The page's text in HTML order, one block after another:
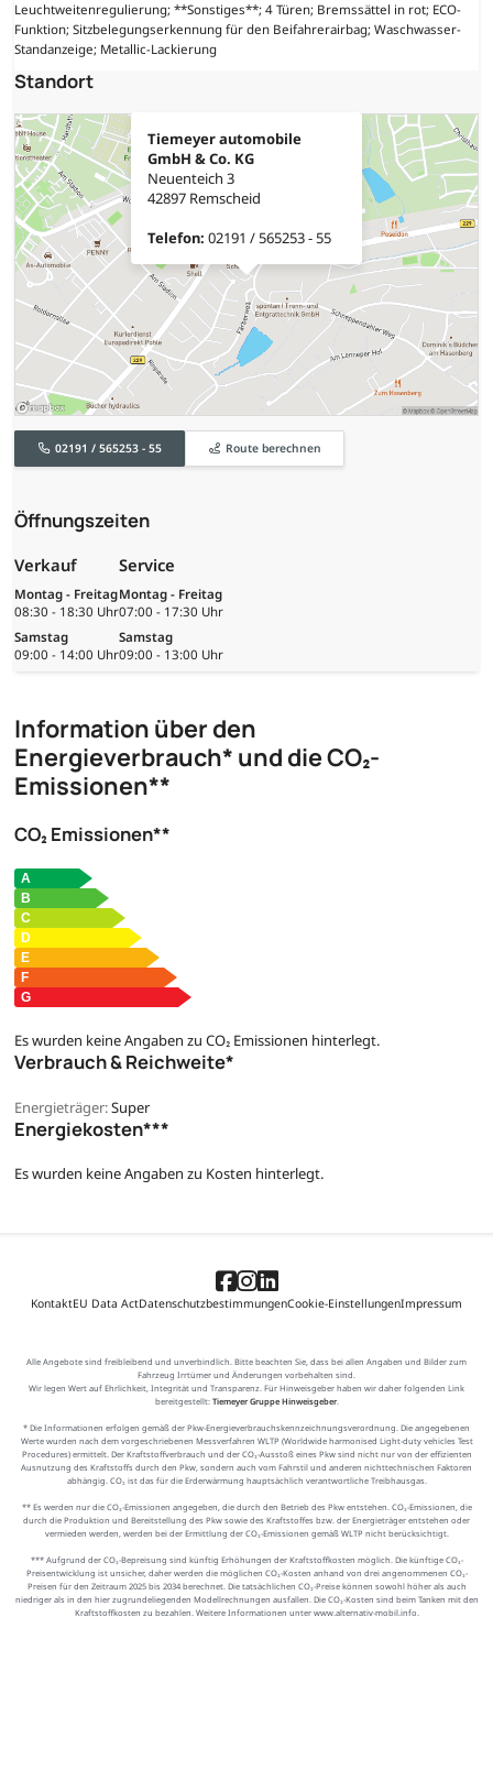
Leuchtweitenregulierung; **Sonstiges**; 4 Türen; Bremssättel in rot; ECO-
Funktion; Sitzbelegungserkennung für den Beifahrerairbag; Waschwasser-
Standanzeige; Metallic-Lackierung
Standort
Tiemeyer automobile
GmbH & Co. KG
Neuenteich 3
42897 Remscheid
Telefon: 02191 / 565253 - 55
02191 / 565253 - 55 Route berechnen
Öffnungszeiten
Verkauf
Montag - Freitag
08:30 - 18:30 Uhr
Samstag
09:00 - 14:00 Uhr
Service
Montag - Freitag
07:00 - 17:30 Uhr
Samstag
09:00 - 13:00 Uhr
Information über den
Energieverbrauch* und die CO₂-
Emissionen**
CO₂ Emissionen**
Es wurden keine Angaben zu CO₂ Emissionen hinterlegt.
Verbrauch & Reichweite*
Energieträger:Super
Energiekosten***
Es wurden keine Angaben zu Kosten hinterlegt.
KontaktEU Data ActDatenschutzbestimmungenCookie-EinstellungenImpressum
Alle Angebote sind freibleibend und unverbindlich. Bitte beachten Sie, dass bei allen Angaben und Bilder zum
Fahrzeug Irrtümer und Änderungen vorbehalten sind.
Wir legen Wert auf Ehrlichkeit, Integrität und Transparenz. Für Hinweisgeber haben wir daher folgenden Link
bereitgestellt: Tiemeyer Gruppe Hinweisgeber.
* Die Informationen erfolgen gemäß der Pkw-Energieverbrauchskennzeichnungsverordnung. Die angegebenen
Werte wurden nach dem vorgeschriebenen Messverfahren WLTP (Worldwide harmonised Light-duty vehicles Test
Procedures) ermittelt. Der Kraftstoffverbrauch und der CO₂-Ausstoß eines Pkw sind nicht nur von der effizienten
Ausnutzung des Kraftstoffs durch den Pkw, sondern auch vom Fahrstil und anderen nichttechnischen Faktoren
abhängig. CO₂ ist das für die Erderwärmung hauptsächlich verantwortliche Treibhausgas.
** Es werden nur die CO₂-Emissionen angegeben, die durch den Betrieb des Pkw entstehen. CO₂-Emissionen, die
durch die Produktion und Bereitstellung des Pkw sowie des Kraftstoffes bzw. der Energieträger entstehen oder
vermieden werden, werden bei der Ermittlung der CO₂-Emissionen gemäß WLTP nicht berücksichtigt.
*** Aufgrund der CO₂-Bepreisung sind künftig Erhöhungen der Kraftstoffkosten möglich. Die künftige CO₂-
Preisentwicklung ist unsicher, daher werden die möglichen CO₂-Kosten anhand von drei angenommenen CO₂-
Preisen für den Zeitraum 2025 bis 2034 berechnet. Die tatsächlichen CO₂-Preise können sowohl höher als auch
niedriger als in den hier zugrundeliegenden Modellrechnungen ausfallen. Die CO₂-Kosten sind beim Tanken mit den
Kraftstoffkosten zu bezahlen. Weitere Informationen unter www.alternativ-mobil.info.